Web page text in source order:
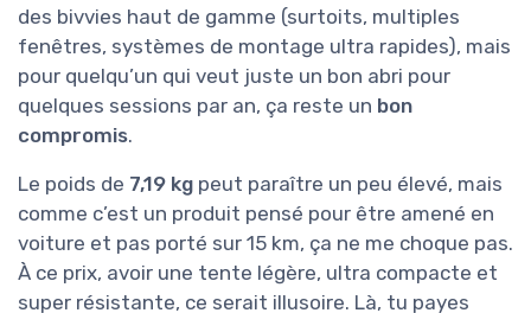
des bivvies haut de gamme (surtoits, multiples
fenêtres, systèmes de montage ultra rapides), mais
pour quelqu’un qui veut juste un bon abri pour
quelques sessions par an, ça reste un bon
compromis.
Le poids de 7,19 kg peut paraître un peu élevé, mais
comme c’est un produit pensé pour être amené en
voiture et pas porté sur 15 km, ça ne me choque pas.
À ce prix, avoir une tente légère, ultra compacte et
super résistante, ce serait illusoire. Là, tu payes